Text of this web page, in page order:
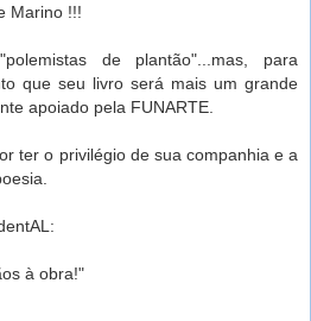
Marino !!!
de plantão"...mas, para
que seu livro será mais um grande
apoiado pela FUNARTE.
ter o privilégio de sua companhia e a
à obra!"